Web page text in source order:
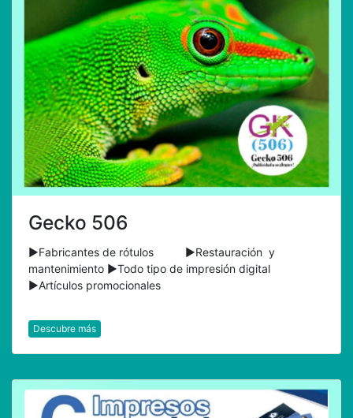
Gecko 506
►Fabricantes de rótulos ►Restauración y
mantenimiento ►Todo tipo de impresión digital
►Artículos promocionales
Descubre más